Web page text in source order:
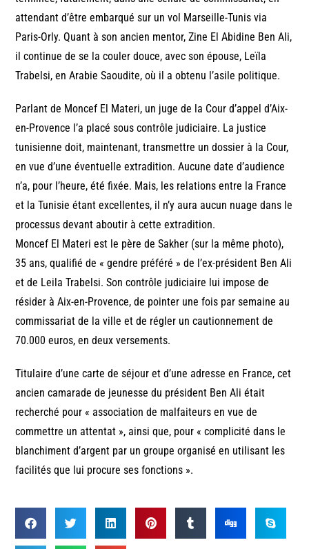
attendant d’être embarqué sur un vol Marseille-Tunis via
Paris-Orly. Quant à son ancien mentor, Zine El Abidine Ben Ali,
il continue de se la couler douce, avec son épouse, Leïla
Trabelsi, en Arabie Saoudite, où il a obtenu l’asile politique.
Parlant de Moncef El Materi, un juge de la Cour d’appel d’Aix-
en-Provence l’a placé sous contrôle judiciaire. La justice
tunisienne doit, maintenant, transmettre un dossier à la Cour,
en vue d’une éventuelle extradition. Aucune date d’audience
n’a, pour l’heure, été fixée. Mais, les relations entre la France
et la Tunisie étant excellentes, il n’y aura aucun nuage dans le
processus devant aboutir à cette extradition.
Moncef El Materi est le père de Sakher (sur la même photo),
35 ans, qualifié de « gendre préféré » de l’ex-président Ben Ali
et de Leila Trabelsi. Son contrôle judiciaire lui impose de
résider à Aix-en-Provence, de pointer une fois par semaine au
commissariat de la ville et de régler un cautionnement de
70.000 euros, en deux versements.
Titulaire d’une carte de séjour et d’une adresse en France, cet
ancien camarade de jeunesse du président Ben Ali était
recherché pour « association de malfaiteurs en vue de
commettre un attentat », ainsi que, pour « complicité dans le
blanchiment d’argent par un groupe organisé en utilisant les
facilités que lui procure ses fonctions ».